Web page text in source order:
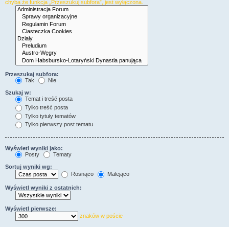
chyba że funkcja „Przeszukuj subfora”, jest wyłączona.
Przeszukaj subfora:
Tak
Nie
Szukaj w:
Temat i treść posta
Tylko treść posta
Tylko tytuły tematów
Tylko pierwszy post tematu
Wyświetl wyniki jako:
Posty
Tematy
Sortuj wyniki wg:
Rosnąco
Malejąco
Wyświetl wyniki z ostatnich:
Wyświetl pierwsze:
znaków w poście